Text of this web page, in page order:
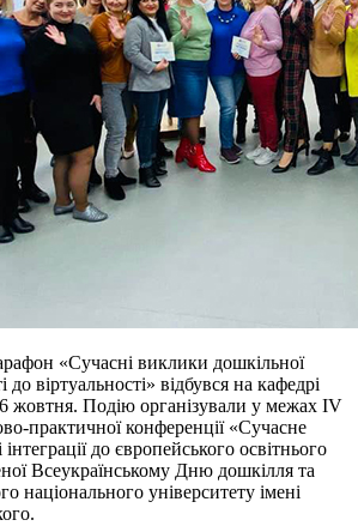
«Сучасні виклики дошкільної
до віртуальності» відбувся на кафедрі
6 жовтня. Подію організували у межах IV
практичної конференції «Сучасне
до європейського освітнього
Всеукраїнському Дню дошкілля та
національного університету імені